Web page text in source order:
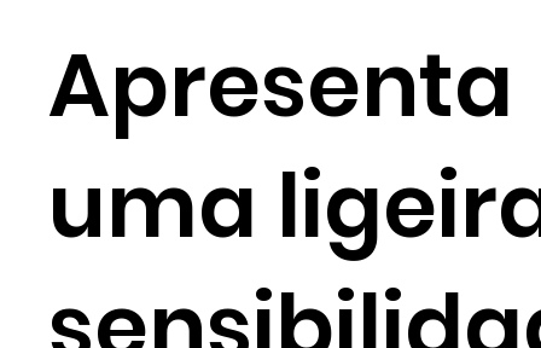
Apresenta
uma